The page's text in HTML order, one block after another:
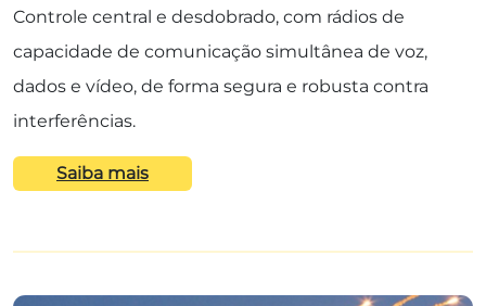
Controle central e desdobrado, com rádios de
capacidade de comunicação simultânea de voz,
dados e vídeo, de forma segura e robusta contra
interferências.
Saiba mais